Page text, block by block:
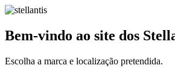
Bem-vindo ao site dos
Escolha a marca e localização pretendida.